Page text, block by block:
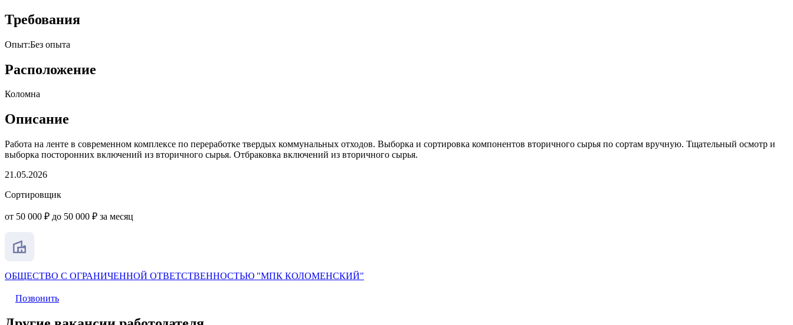
Требования
Опыт:Без опыта
Расположение
Коломна
Описание
Работа на ленте в современном комплексе по переработке твердых коммунальных отходов. Выборка и сортировка компонентов вторичного сырья по сортам вручную. Тщательный осмотр и
выборка посторонних включений из вторичного сырья. Отбраковка включений из вторичного сырья.
21.05.2026
Сортировщик
от 50 000 ₽ до 50 000 ₽ за месяц
ОБЩЕСТВО С ОГРАНИЧЕННОЙ ОТВЕТСТВЕННОСТЬЮ "МПК КОЛОМЕНСКИЙ"
Позвонить